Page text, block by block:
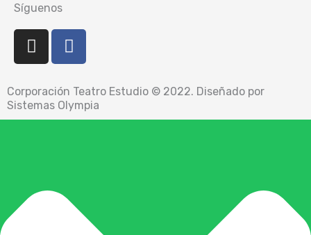
Síguenos
I
n
t
a
g
F
a
e
b
o
Corporación Teatro Estudio © 2022. Diseñado por
Sistemas Olympia